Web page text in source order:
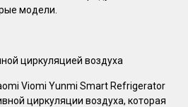
модели.
циркуляцией воздуха
Viomi Yunmi Smart Refrigerator
циркуляции воздуха, которая